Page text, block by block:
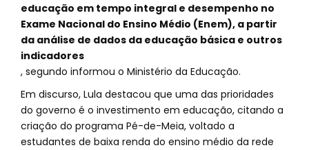
educação em tempo integral e desempenho no
Exame Nacional do Ensino Médio (Enem), a partir
da análise de dados da educação básica e outros
indicadores
, segundo informou o Ministério da Educação.
Em discurso, Lula destacou que uma das prioridades
do governo é o investimento em educação, citando a
criação do programa Pé-de-Meia, voltado a
estudantes de baixa renda do ensino médio da rede